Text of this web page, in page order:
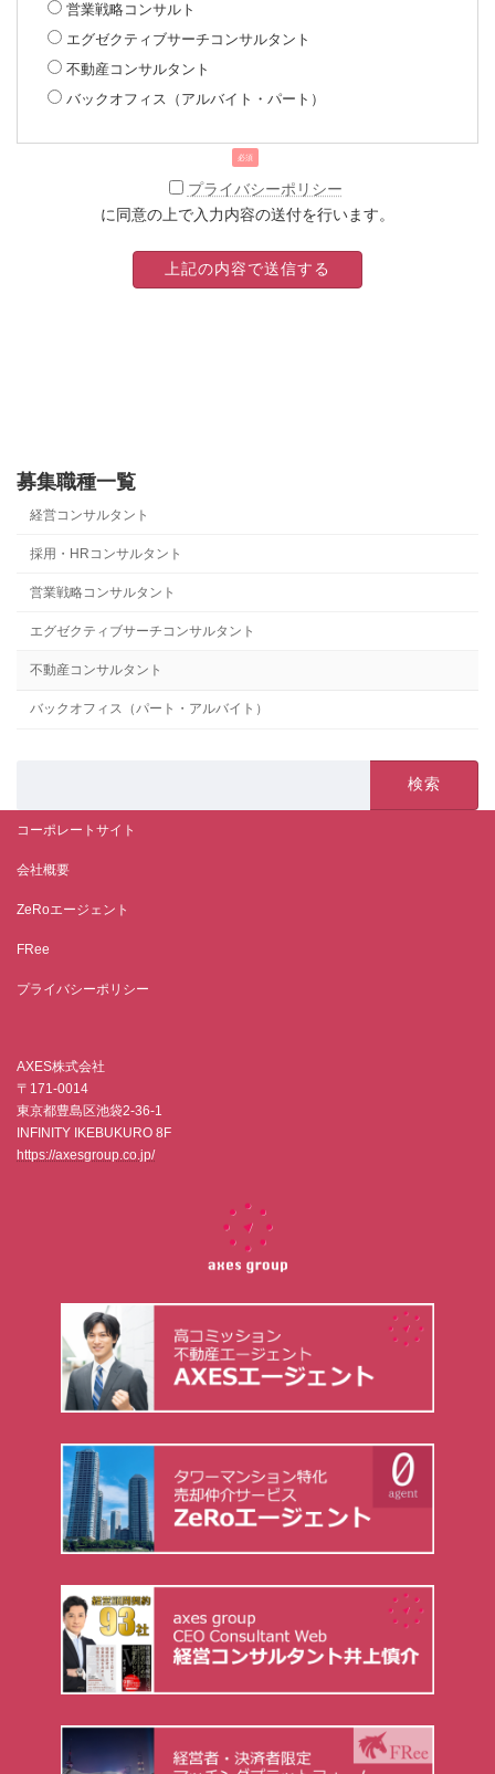
営業戦略コンサルト
エグゼクティブサーチコンサルタント
不動産コンサルタント
バックオフィス（アルバイト・パート）
必須
プライバシーポリシー
に同意の上で入力内容の送付を行います。
募集職種一覧
経営コンサルタント
採用・HRコンサルタント
営業戦略コンサルタント
エグゼクティブサーチコンサルタント
不動産コンサルタント
バックオフィス（パート・アルバイト）
コーポレートサイト
会社概要
ZeRoエージェント
FRee
プライバシーポリシー
AXES株式会社
〒171-0014
東京都豊島区池袋2-36-1
INFINITY IKEBUKURO 8F
https://axesgroup.co.jp/